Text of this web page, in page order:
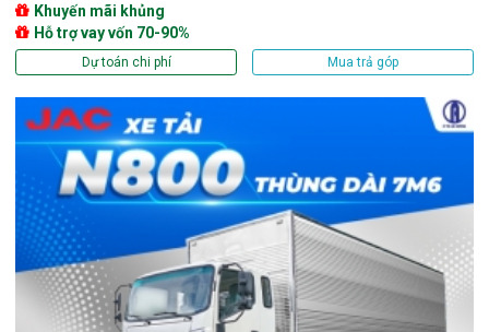
Khuyến mãi khủng
Hỗ trợ vay vốn 70-90%
Dự toán chi phí Mua trả góp